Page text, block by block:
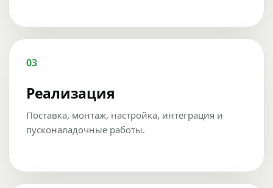
03
Реализация
Поставка, монтаж, настройка, интеграция и
пусконаладочные работы.